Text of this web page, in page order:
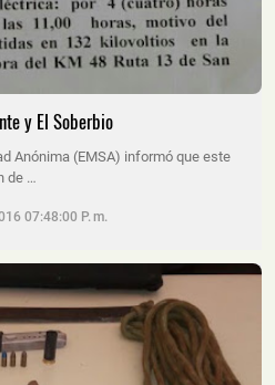
y El Soberbio
Anónima (EMSA) informó que este
de …
07:48:00 P. M.